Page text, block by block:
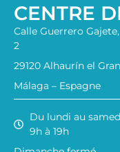
CENTRE
Calle Guerrero Gajete,
2
29120 Alhaurín el
Málaga – Espagne
Du lundi au
9h à 19h